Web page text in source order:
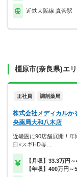
近鉄大阪線 真菅駅
橿原市(奈良県)エ
正社員 調剤薬局
株式会社メディカル
央薬局大和八木店
近畿圏に90店舗展開！年
日×スギHD母…
【月収】33.3万円
【年収】400万円～